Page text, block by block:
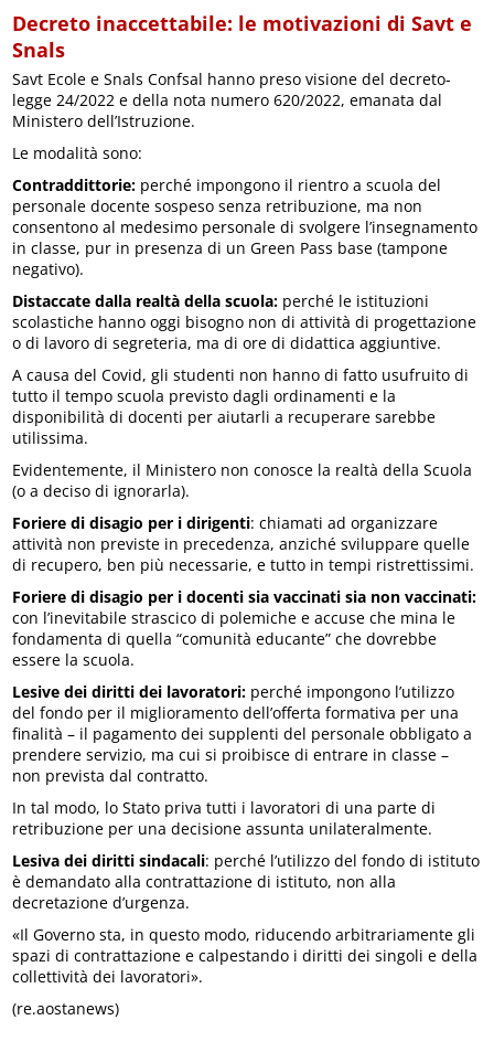
Decreto inaccettabile: le motivazioni di Savt e
Snals
Savt Ecole e Snals Confsal hanno preso visione del decreto-
legge 24/2022 e della nota numero 620/2022, emanata dal
Ministero dell’Istruzione.
Le modalità sono:
Contraddittorie: perché impongono il rientro a scuola del
personale docente sospeso senza retribuzione, ma non
consentono al medesimo personale di svolgere l’insegnamento
in classe, pur in presenza di un Green Pass base (tampone
negativo).
Distaccate dalla realtà della scuola: perché le istituzioni
scolastiche hanno oggi bisogno non di attività di progettazione
o di lavoro di segreteria, ma di ore di didattica aggiuntive.
A causa del Covid, gli studenti non hanno di fatto usufruito di
tutto il tempo scuola previsto dagli ordinamenti e la
disponibilità di docenti per aiutarli a recuperare sarebbe
utilissima.
Evidentemente, il Ministero non conosce la realtà della Scuola
(o a deciso di ignorarla).
Foriere di disagio per i dirigenti: chiamati ad organizzare
attività non previste in precedenza, anziché sviluppare quelle
di recupero, ben più necessarie, e tutto in tempi ristrettissimi.
Foriere di disagio per i docenti sia vaccinati sia non vaccinati:
con l’inevitabile strascico di polemiche e accuse che mina le
fondamenta di quella “comunità educante” che dovrebbe
essere la scuola.
Lesive dei diritti dei lavoratori: perché impongono l’utilizzo
del fondo per il miglioramento dell’offerta formativa per una
finalità – il pagamento dei supplenti del personale obbligato a
prendere servizio, ma cui si proibisce di entrare in classe –
non prevista dal contratto.
In tal modo, lo Stato priva tutti i lavoratori di una parte di
retribuzione per una decisione assunta unilateralmente.
Lesiva dei diritti sindacali: perché l’utilizzo del fondo di istituto
è demandato alla contrattazione di istituto, non alla
decretazione d’urgenza.
«Il Governo sta, in questo modo, riducendo arbitrariamente gli
spazi di contrattazione e calpestando i diritti dei singoli e della
collettività dei lavoratori».
(re.aostanews)